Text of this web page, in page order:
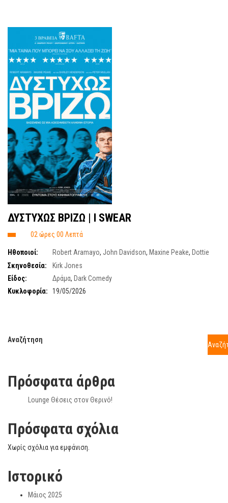
ΔΥΣΤΥΧΩΣ ΒΡΙΖΩ | I SWEAR
02 ώρες 00 Λεπτά
Ηθοποιοί: Robert Aramayo, John Davidson, Maxine Peake, Dottie
Achenbach,Somerled Campbell
Σκηνοθεσία:
Kirk Jones
Είδος:
Δράμα, Dark Comedy
Κυκλοφορία:
19/05/2026
Αναζήτηση
Πρόσφατα άρθρα
Lounge Θέσεις στον Θερινό!
Πρόσφατα σχόλια
Χωρίς σχόλια για εμφάνιση.
Ιστορικό
Μάιος 2025